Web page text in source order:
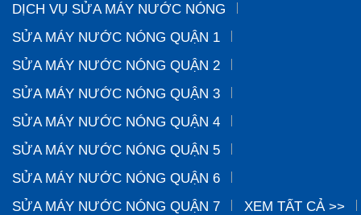
DỊCH VỤ SỬA MÁY NƯỚC NÓNG
SỬA MÁY NƯỚC NÓNG QUẬN 1
SỬA MÁY NƯỚC NÓNG QUẬN 2
SỬA MÁY NƯỚC NÓNG QUẬN 3
SỬA MÁY NƯỚC NÓNG QUẬN 4
SỬA MÁY NƯỚC NÓNG QUẬN 5
SỬA MÁY NƯỚC NÓNG QUẬN 6
SỬA MÁY NƯỚC NÓNG QUẬN 7
XEM TẤT CẢ >>